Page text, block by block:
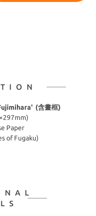
(含畫框)
Paper
of Fugaku)